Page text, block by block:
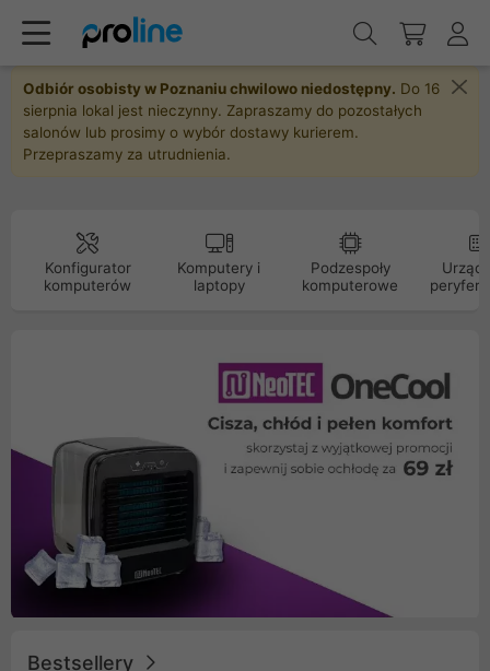
Odbiór osobisty w Poznaniu chwilowo niedostępny. Do 16
sierpnia lokal jest nieczynny. Zapraszamy do pozostałych
salonów lub prosimy o wybór dostawy kurierem.
Przepraszamy za utrudnienia.
Konfigurator
komputerów
Komputery i
laptopy
Podzespoły
komputerowe
Bestsellery